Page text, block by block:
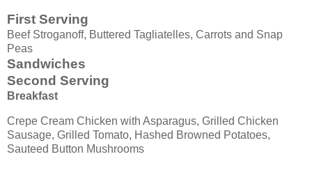
First Serving
Beef Stroganoff, Buttered Tagliatelles, Carrots and Snap
Peas
Sandwiches
Second Serving
Breakfast
Crepe Cream Chicken with Asparagus, Grilled Chicken
Sausage, Grilled Tomato, Hashed Browned Potatoes,
Sauteed Button Mushrooms